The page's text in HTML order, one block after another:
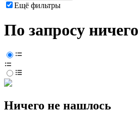
Ещё фильтры
По запросу
Ничего не нашлось